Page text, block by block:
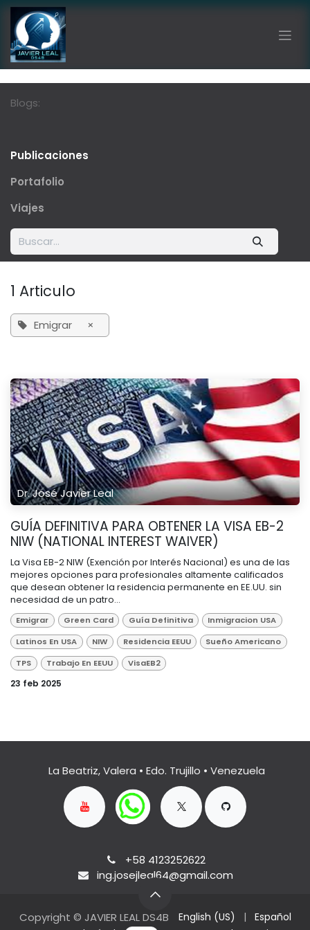
Ir al contenido
Blogs:
Publicaciones
Portafolio
Viajes
1 Articulo
Emigrar ×
Dr. José Javier Leal
GUÍA DEFINITIVA PARA OBTENER LA VISA EB-2
NIW (NATIONAL INTEREST WAIVER)
La Visa EB-2 NIW (Exención por Interés Nacional) es una de las
mejores opciones para profesionales altamente calificados
que desean obtener la residencia permanente en EE.UU. sin
necesidad de un patro...
Emigrar Green Card Guía Definitiva
Inmigracion USA
Latinos En USA
NIW Residencia EEUU
Sueño Americano
TPS
Trabajo En EEUU VisaEB2
23 feb 2025
La Beatriz, Valera • Edo. Trujillo • Venezuela
+58 4123252622
ing.josejleal64@gmail.com
Copyright © JAVIER LEAL DS4B English (US) |
Español